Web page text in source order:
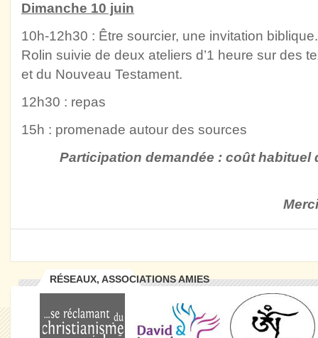
Dimanche 10 juin
10h-12h30 : Être sourcier, une invitation
Rolin suivie de deux ateliers d’1 heure sur des
et du Nouveau Testament.
12h30 : repas
15h : promenade autour des sources
Participation demandée : coût habituel
RÉSEAUX, ASSOCIATIONS AMIES